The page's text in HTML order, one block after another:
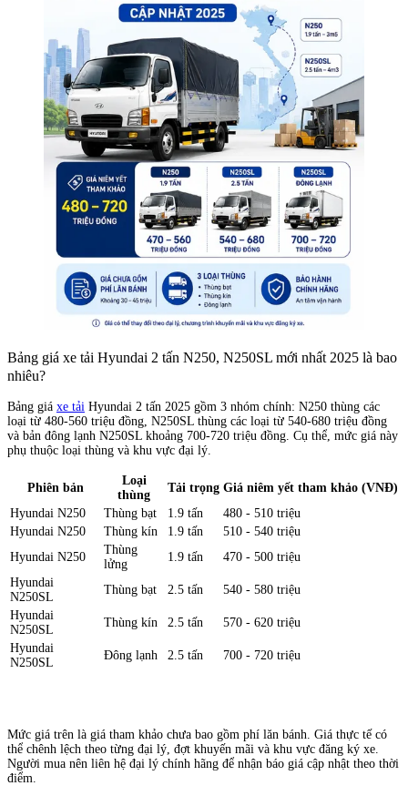
Bảng giá xe tải Hyundai 2 tấn N250, N250SL mới nhất 2025 là bao
nhiêu?
Bảng giá xe tải Hyundai 2 tấn 2025 gồm 3 nhóm chính: N250 thùng các
loại từ 480-560 triệu đồng, N250SL thùng các loại từ 540-680 triệu đồng
và bản đông lạnh N250SL khoảng 700-720 triệu đồng. Cụ thể, mức giá này
phụ thuộc loại thùng và khu vực đại lý.
Phiên bản
Loại
thùng
Tải trọng Giá niêm yết tham khảo (VNĐ)
Hyundai N250
Thùng bạt 1.9 tấn
480 - 510 triệu
Hyundai N250
Thùng kín 1.9 tấn
510 - 540 triệu
Hyundai N250
Thùng
lửng
1.9 tấn
470 - 500 triệu
Hyundai
N250SL
Thùng bạt 2.5 tấn
540 - 580 triệu
Hyundai
N250SL
Thùng kín 2.5 tấn
570 - 620 triệu
Hyundai
N250SL
Đông lạnh 2.5 tấn 700 - 720 triệu
Mức giá trên là giá tham khảo chưa bao gồm phí lăn bánh. Giá thực tế có
thể chênh lệch theo từng đại lý, đợt khuyến mãi và khu vực đăng ký xe.
Người mua nên liên hệ đại lý chính hãng để nhận báo giá cập nhật theo thời
điểm.